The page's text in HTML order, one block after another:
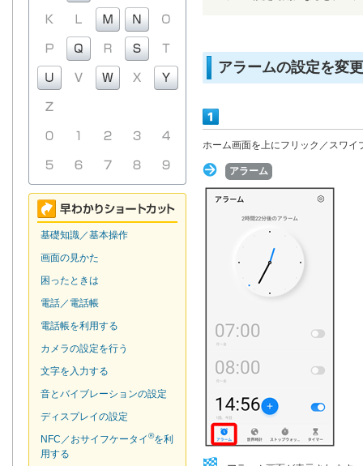
基礎知識／基本操作
画面の見かた
困ったときは
電話／電話帳
電話帳を利用する
カメラの設定を行う
文字を入力する
音とバイブレーションの設定
ディスプレイの設定
NFC／おサイフケータイ®を利
用する
アラームの設定を変
ホーム画面を上にフリック／スワイ
アラーム